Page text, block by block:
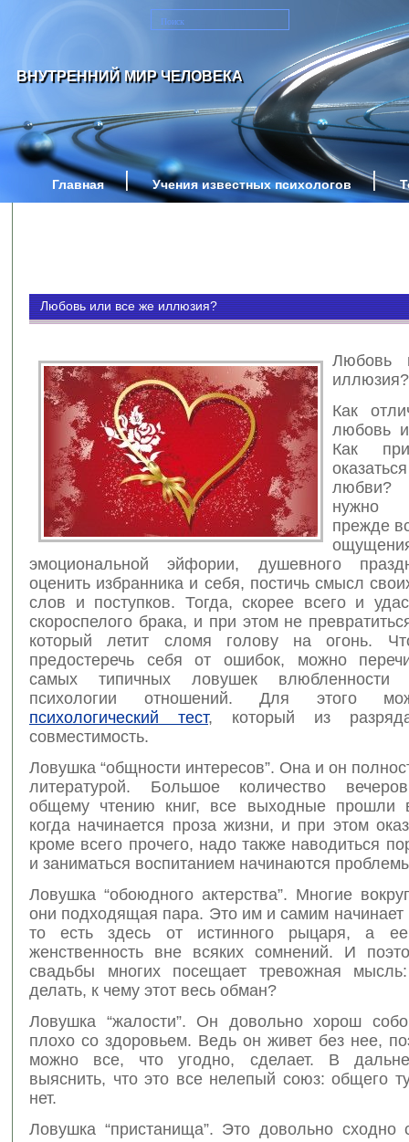
ВНУТРЕННИЙ МИР ЧЕЛОВЕКА
Главная Учения известных психологов
Любовь или все же иллюзия?
Любовь
иллюзия?
Как
любовь
Как
любви?
нужно
прежде
эмоциональной эйфории, душевного
оценить избранника и себя, постичь смысл
слов и поступков. Тогда, скорее всего и
скороспелого брака, и при этом не
который летит сломя голову на огонь.
предостеречь себя от ошибок, можно
самых типичных ловушек влюбленности
психологии отношений. Для этого
психологический тест, который из
совместимость.
Ловушка “общности интересов”. Она и он
литературой. Большое количество
общему чтению книг, все выходные прошли
когда начинается проза жизни, и при этом
кроме всего прочего, надо также наводиться
и заниматься воспитанием начинаются
Ловушка “обоюдного актерства”. Многие
они подходящая пара. Это им и самим начинает
то есть здесь от истинного рыцаря, а
женственность вне всяких сомнений. И
свадьбы многих посещает тревожная
делать, к чему этот весь обман?
Ловушка “жалости”. Он довольно хорош
плохо со здоровьем. Ведь он живет без нее,
можно все, что угодно, сделает. В
выяснить, что это все нелепый союз: общего
нет.
Ловушка “пристанища”. Это довольно сходно